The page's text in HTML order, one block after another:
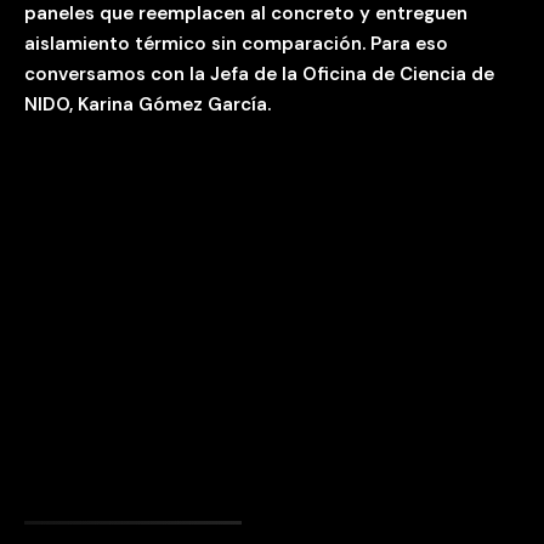
paneles que reemplacen al concreto y entreguen
aislamiento térmico sin comparación. Para eso
conversamos con la Jefa de la Oficina de Ciencia de
NIDO, Karina Gómez García.